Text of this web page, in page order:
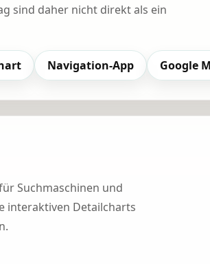
sind daher nicht direkt als ein
Navigation-App Google
Suchmaschinen und
interaktiven Detailcharts